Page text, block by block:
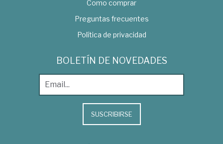
Como comprar
Preguntas frecuentes
Política de privacidad
BOLETÍN DE NOVEDADES
SUSCRIBIRSE